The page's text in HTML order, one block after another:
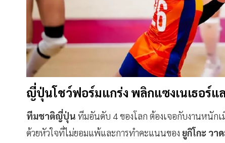
ญี่ปุ่นโชว์ฟอร์มแกร่ง พลิกแซงเนเธอร์แ
ทีมชาติญี่ปุ่น ทีมอันดับ 4 ของโลก ต้องเจอกับงานหนักเ
ด้วยหัวใจที่ไม่ยอมแพ้และการทำคะแนนของ ยูกิโกะ วา